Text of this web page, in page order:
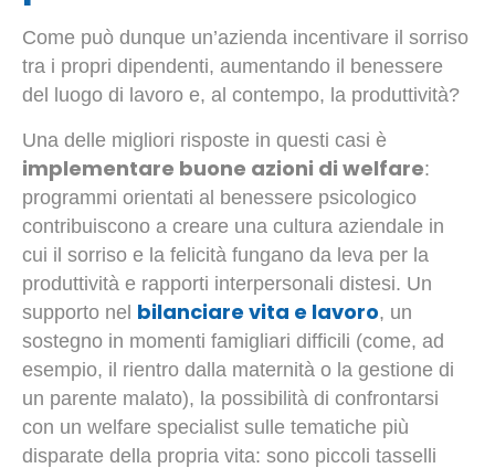
Come può dunque un’azienda incentivare il sorriso
tra i propri dipendenti, aumentando il benessere
del luogo di lavoro e, al contempo, la produttività?
Una delle migliori risposte in questi casi è
implementare buone azioni di welfare:
programmi orientati al benessere psicologico
contribuiscono a creare una cultura aziendale in
cui il sorriso e la felicità fungano da leva per la
produttività e rapporti interpersonali distesi. Un
supporto nel bilanciare vita e lavoro, un
sostegno in momenti famigliari difficili (come, ad
esempio, il rientro dalla maternità o la gestione di
un parente malato), la possibilità di confrontarsi
con un welfare specialist sulle tematiche più
disparate della propria vita: sono piccoli tasselli